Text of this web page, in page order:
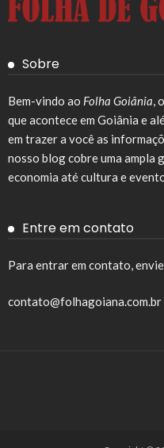
Sobre
Bem-vindo ao Folha Goiânia,
que acontece em Goiânia e
em trazer a você as
nosso blog cobre uma ampla
economia até cultura e
Entre em contato
Para entrar em contato,
contato@folhagoiana.com.br